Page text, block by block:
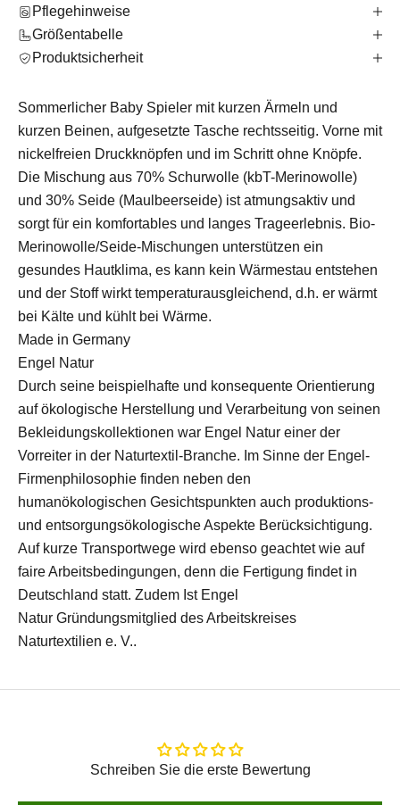
Pflegehinweise
Größentabelle
Produktsicherheit
Sommerlicher Baby Spieler mit kurzen Ärmeln und
kurzen Beinen, aufgesetzte Tasche rechtsseitig. Vorne mit
nickelfreien Druckknöpfen und im Schritt ohne Knöpfe.
Die Mischung aus 70% Schurwolle (kbT-Merinowolle)
und 30% Seide (Maulbeerseide) ist atmungsaktiv und
sorgt für ein komfortables und langes Trageerlebnis. Bio-
Merinowolle/Seide-Mischungen unterstützen ein
gesundes Hautklima, es kann kein Wärmestau entstehen
und der Stoff wirkt temperaturausgleichend, d.h. er wärmt
bei Kälte und kühlt bei Wärme.
Made in Germany
Engel Natur
Durch seine beispielhafte und konsequente Orientierung
auf ökologische Herstellung und Verarbeitung von seinen
Bekleidungskollektionen war Engel Natur einer der
Vorreiter in der Naturtextil-Branche. Im Sinne der Engel-
Firmenphilosophie finden neben den
humanökologischen Gesichtspunkten auch produktions-
und entsorgungsökologische Aspekte Berücksichtigung.
Auf kurze Transportwege wird ebenso geachtet wie auf
faire Arbeitsbedingungen, denn die Fertigung findet in
Deutschland statt. Zudem Ist Engel
Natur Gründungsmitglied des Arbeitskreises
Naturtextilien e. V..
Schreiben Sie die erste Bewertung